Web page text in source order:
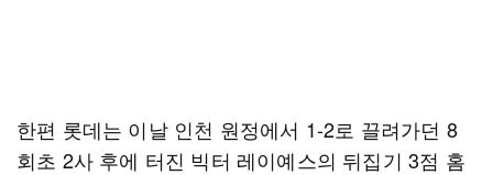
한편 롯데는 이날 인천 원정에서 1-2로 끌려가던 8
회초 2사 후에 터진 빅터 레이예스의 뒤집기 3점 홈